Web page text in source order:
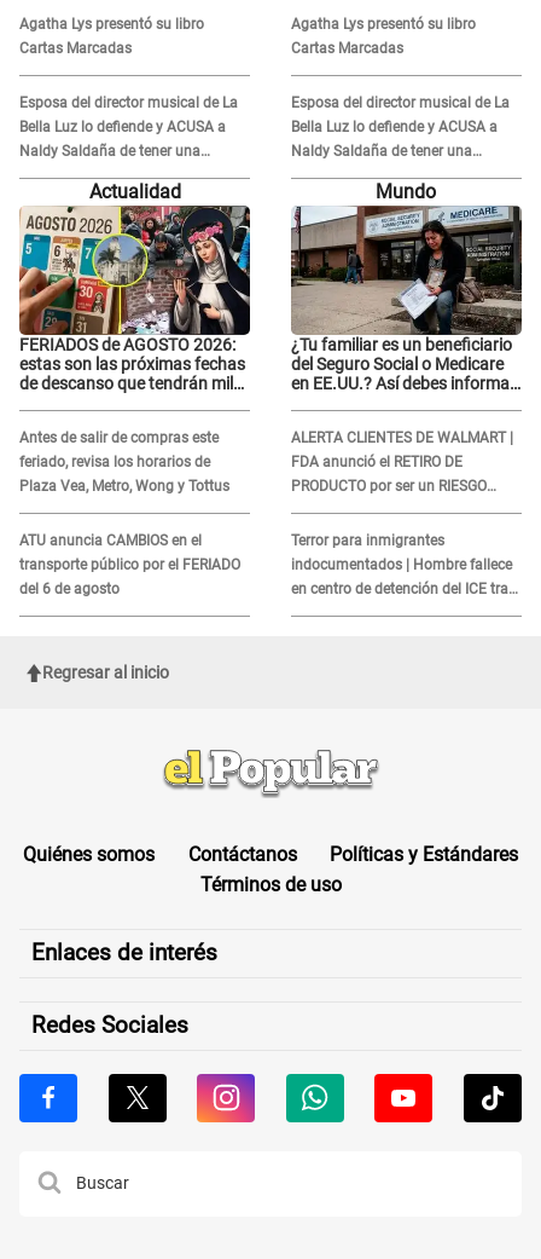
grabar"
Agatha Lys presentó su libro
Cartas Marcadas
Esposa del director musical de La
Bella Luz lo defiende y ACUSA a
Naldy Saldaña de tener una
relación con él y otros integrantes
grabar"
Agatha Lys presentó su libro
Cartas Marcadas
Esposa del director musical de La
Bella Luz lo defiende y ACUSA a
Naldy Saldaña de tener una
relación con él y otros integrantes
Actualidad
FERIADOS de AGOSTO 2026:
estas son las próximas fechas
de descanso que tendrán miles
Antes de salir de compras este
feriado, revisa los horarios de
Plaza Vea, Metro, Wong y Tottus
ATU anuncia CAMBIOS en el
transporte público por el FERIADO
del 6 de agosto
Mundo
¿Tu familiar es un beneficiario
del Seguro Social o Medicare
en EE.UU.? Así debes informar
ALERTA CLIENTES DE WALMART |
FDA anunció el RETIRO DE
PRODUCTO por ser un RIESGO
MORTAL para consumidores: ¿Cuál
es?
Terror para inmigrantes
indocumentados | Hombre fallece
en centro de detención del ICE tras
sufrir una "emergencia médica"
Regresar al inicio
Quiénes somos Contáctanos
Políticas y Estándares
Términos de uso
Enlaces de interés
Redes Sociales